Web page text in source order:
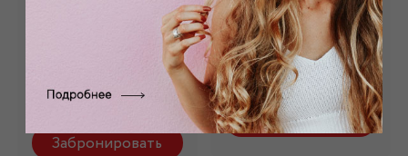
125 руб.
Забронировать
Состав: 100% п/э,
шелк
125 руб.
Забронировать